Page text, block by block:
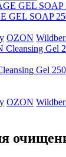
GEL SOAP
OZON
Gel
OZON